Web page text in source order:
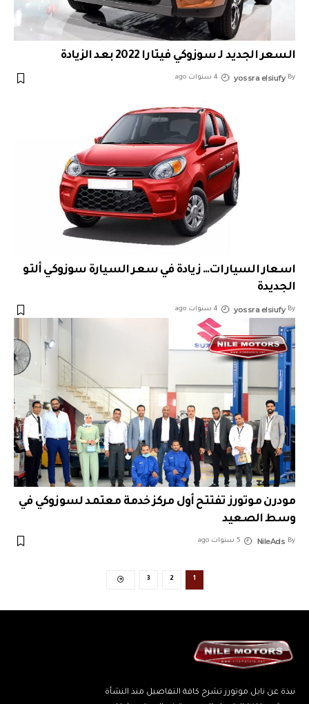
السعر الجديد لـ سوزوكي فيتارا 2022 بعد الزيادة
By
yossra elsiufy 4 سنوات ago
اسعار السيارات… زيادة في سعر السيارة سوزوكي ألتو
الجديدة
By
yossra elsiufy 4 سنوات ago
مودرن موتورز تفتتح أول مركز خدمة معتمد لسوزوكي في
وسط الصعيد
By
NileAds 5 سنوات ago
1
2
3
نبذة عن نايل موتورز تشرح كافة التفاصيل منذ النشأة